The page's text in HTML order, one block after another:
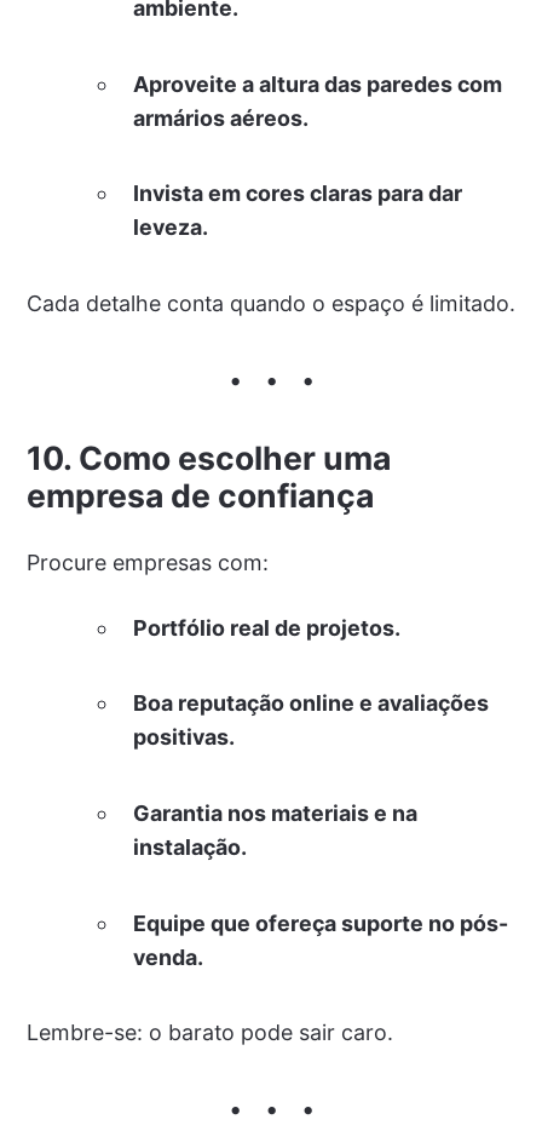
ambiente.
Aproveite a altura das paredes com
armários aéreos.
Invista em cores claras para dar
leveza.
Cada detalhe conta quando o espaço é limitado.
10. Como escolher uma
empresa de confiança
Procure empresas com:
Portfólio real de projetos.
Boa reputação online e avaliações
positivas.
Garantia nos materiais e na
instalação.
Equipe que ofereça suporte no pós-
venda.
Lembre-se: o barato pode sair caro.